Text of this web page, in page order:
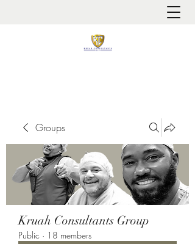
Groups
Kruah Consultants Group
Public · 18 members